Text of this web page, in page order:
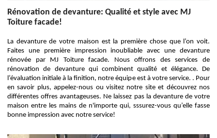
Rénovation de devanture: Qualité et style avec MJ
Toiture facade!
La devanture de votre maison est la première chose que l’on voit.
Faites une première impression inoubliable avec une devanture
rénovée par MJ Toiture facade. Nous offrons des services de
rénovation de devanture qui combinent qualité et élégance. De
l’évaluation initiale à la finition, notre équipe est à votre service. . Pour
en savoir plus, appelez-nous ou visitez notre site et découvrez nos
différentes offres avantageuses. Ne laissez pas la devanture de votre
maison entre les mains de n'importe qui, sssurez-vous qu’elle fasse
bonne impression avec notre service!